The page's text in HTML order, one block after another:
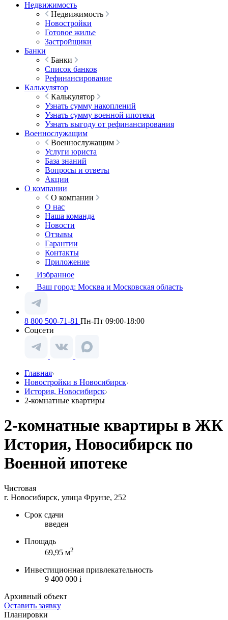
Недвижимость
Недвижимость
Новостройки
Готовое жилье
Застройщики
Банки
Банки
Список банков
Рефинансирование
Калькулятор
Калькулятор
Узнать сумму накоплений
Узнать сумму военной ипотеки
Узнать выгоду от рефинансирования
Военнослужащим
Военнослужащим
Услуги юриста
База знаний
Вопросы и ответы
Акции
О компании
О компании
О нас
Наша команда
Новости
Отзывы
Гарантии
Контакты
Приложение
Избранное
Ваш город: Москва и Московская область
8 800 500-71-81 Пн-Пт 09:00-18:00
Соцсети
Главная
Новостройки в Новосибирск
История, Новосибирск
2-комнатные квартиры
2-комнатные квартиры в ЖК
История, Новосибирск по
Военной ипотеке
Чистовая
г. Новосибирск, улица Фрунзе, 252
Срок сдачи
введен
Площадь
69,95 м2
Инвестиционная привлекательность
9 400 000 i
Архивный объект
Оставить заявку
Планировки